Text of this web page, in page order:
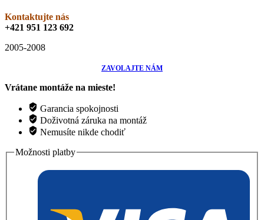
Kontaktujte nás
+421 951 123 692
2005-2008
ZAVOLAJTE NÁM
Vrátane montáže na mieste!
Garancia spokojnosti
Doživotná záruka na montáž
Nemusíte nikde chodiť
Možnosti platby